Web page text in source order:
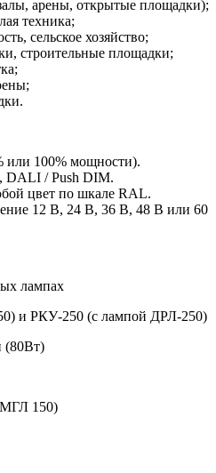
арены, открытые площадки);
техника;
сельское хозяйство;
строительные площадки;
100% мощности).
DALI / Push DIM.
цвет по шкале RAL.
12 В, 24 В, 36 В, 48 В или 60
лампах
и РКУ-250 (с лампой ДРЛ-250)
(80Вт)
150)